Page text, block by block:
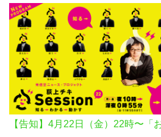
【告知】4月22日（金）22時〜「